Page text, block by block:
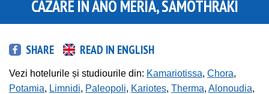
CAZARE ÎN ANO MERIA, SAMOTHRAKI
SHARE READ IN ENGLISH
Vezi hotelurile și studiourile din: Kamariotissa, Chora,
Potamia, Limnidi, Paleopoli, Kariotes, Therma, Alonoudia,